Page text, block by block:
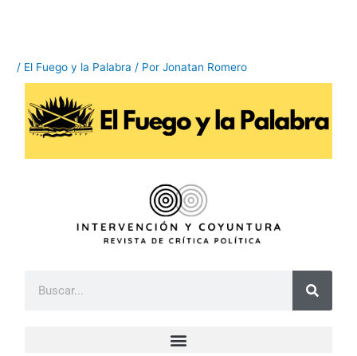
/ El Fuego y la Palabra / PorJonatan Romero